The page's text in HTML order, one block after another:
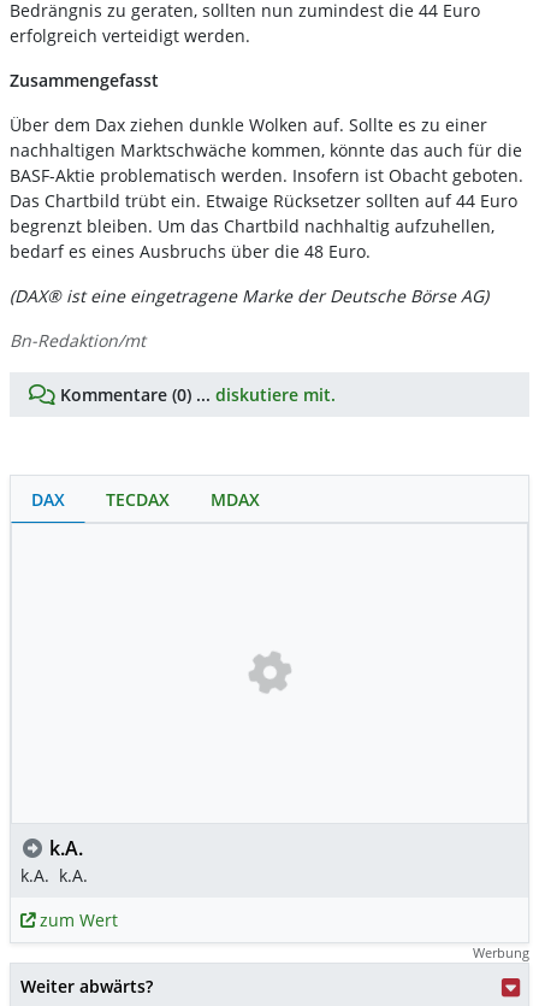
Bedrängnis zu geraten, sollten nun zumindest die 44 Euro
erfolgreich verteidigt werden.
Zusammengefasst
Über dem Dax ziehen dunkle Wolken auf. Sollte es zu einer
nachhaltigen Marktschwäche kommen, könnte das auch für die
BASF-Aktie problematisch werden. Insofern ist Obacht geboten.
Das Chartbild trübt ein. Etwaige Rücksetzer sollten auf 44 Euro
begrenzt bleiben. Um das Chartbild nachhaltig aufzuhellen,
bedarf es eines Ausbruchs über die 48 Euro.
(DAX® ist eine eingetragene Marke der Deutsche Börse AG)
Bn-Redaktion/mt
Kommentare (0) ... diskutiere mit.
DAX TECDAX MDAX
k.A.
k.A. k.A.
zum Wert
Werbung
Weiter abwärts?